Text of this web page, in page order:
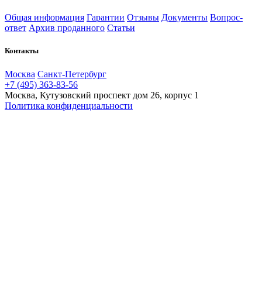
Общая информация Гарантии Отзывы Документы Вопрос-
ответ Архив проданного Статьи
Контакты
Москва Санкт-Петербург
+7 (495) 363-83-56
Москва, Кутузовский проспект дом 26, корпус 1
Политика конфиденциальности